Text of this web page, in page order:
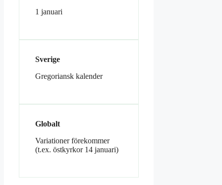
1 januari
Sverige
Gregoriansk kalender
Globalt
Variationer förekommer
(t.ex. östkyrkor 14 januari)